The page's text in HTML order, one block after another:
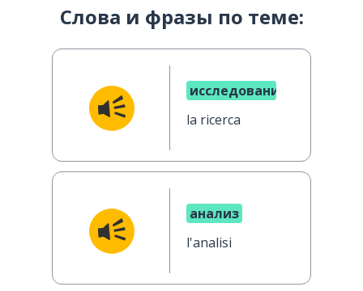
Слова и фразы по теме:
исследование
la ricerca
анализ
l'analisi